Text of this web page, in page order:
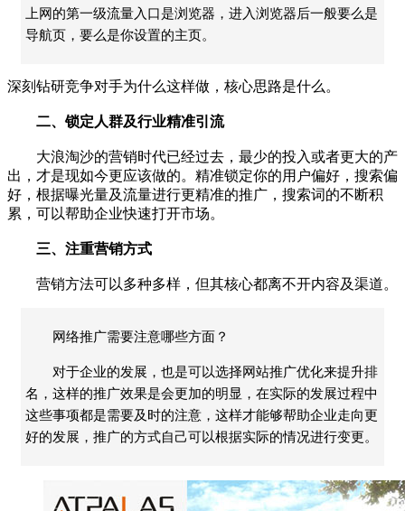
上网的第一级流量入口是浏览器，进入浏览器后一般要么是
导航页，要么是你设置的主页。
深刻钻研竞争对手为什么这样做，核心思路是什么。
二、锁定人群及行业精准引流
大浪淘沙的营销时代已经过去，最少的投入或者更大的产
出，才是现如今更应该做的。精准锁定你的用户偏好，搜索偏
好，根据曝光量及流量进行更精准的推广，搜索词的不断积
累，可以帮助企业快速打开市场。
三、注重营销方式
营销方法可以多种多样，但其核心都离不开内容及渠道。
网络推广需要注意哪些方面？
对于企业的发展，也是可以选择网站推广优化来提升排
名，这样的推广效果是会更加的明显，在实际的发展过程中
这些事项都是需要及时的注意，这样才能够帮助企业走向更
好的发展，推广的方式自己可以根据实际的情况进行变更。